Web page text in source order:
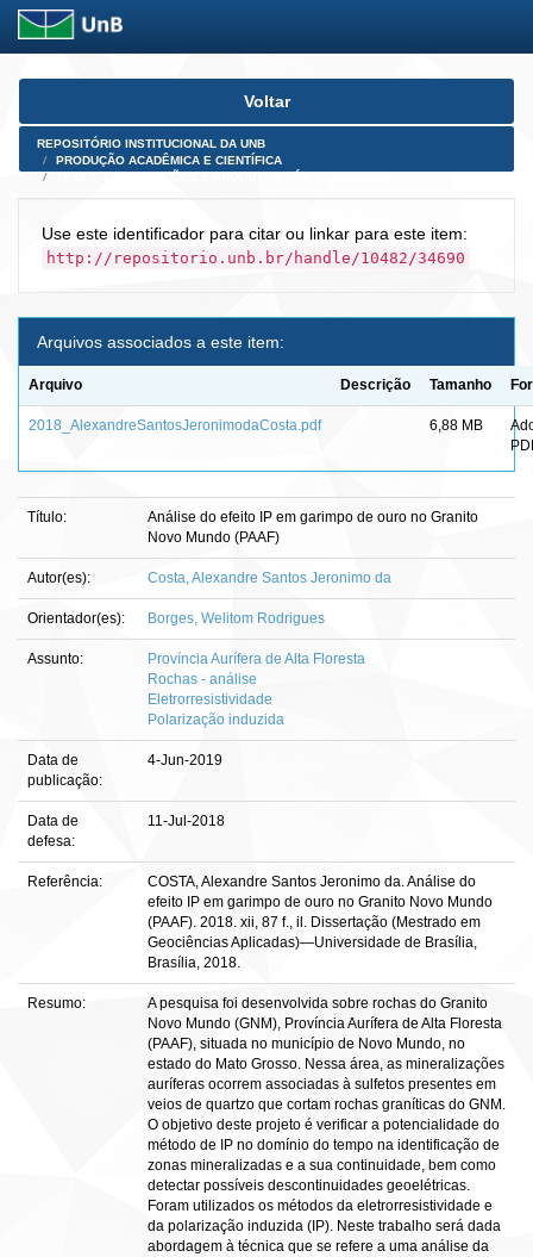
Skip
Voltar
REPOSITÓRIO INSTITUCIONAL DA UNB
PRODUÇÃO ACADÊMICA E CIENTÍFICA
Use este identificador para citar ou linkar para este item:
http://repositorio.unb.br/handle/10482/34690
Arquivos associados a este item:
Arquivo Descrição Tamanho
2018_AlexandreSantosJeronimodaCosta.pdf 6,88 MB
Título:
Análise do efeito IP em garimpo de ouro no Granito
Novo Mundo (PAAF)
Autor(es): Costa, Alexandre Santos Jeronimo da
Orientador(es): Borges, Welitom Rodrigues
Assunto:
Província Aurífera de Alta Floresta
Rochas - análise
Eletrorresistividade
Polarização induzida
Data de
publicação:
4-Jun-2019
Data de
defesa:
11-Jul-2018
Referência:
COSTA, Alexandre Santos Jeronimo da. Análise do
efeito IP em garimpo de ouro no Granito Novo Mundo
(PAAF). 2018. xii, 87 f., il. Dissertação (Mestrado em
Geociências Aplicadas)—Universidade de Brasília,
Brasília, 2018.
Resumo:
A pesquisa foi desenvolvida sobre rochas do Granito
Novo Mundo (GNM), Província Aurífera de Alta Floresta
(PAAF), situada no município de Novo Mundo, no
estado do Mato Grosso. Nessa área, as mineralizações
auríferas ocorrem associadas à sulfetos presentes em
veios de quartzo que cortam rochas graníticas do GNM.
O objetivo deste projeto é verificar a potencialidade do
método de IP no domínio do tempo na identificação de
zonas mineralizadas e a sua continuidade, bem como
detectar possíveis descontinuidades geoelétricas.
Foram utilizados os métodos da eletrorresistividade e
da polarização induzida (IP). Neste trabalho será dada
abordagem à técnica que se refere a uma análise da